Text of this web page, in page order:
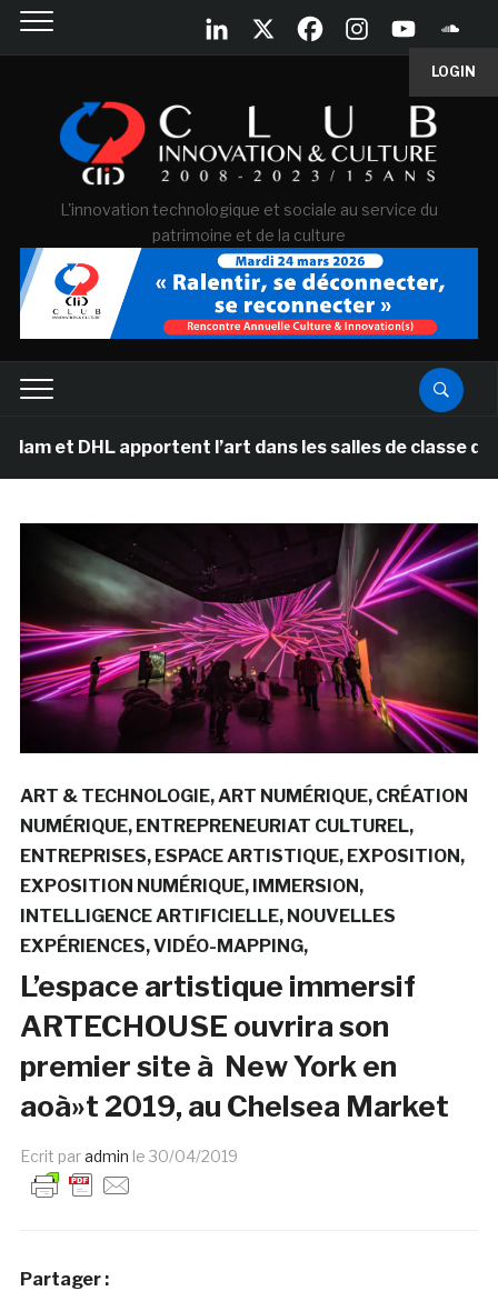
LOGIN
L'innovation technologique et sociale au service du
patrimoine et de la culture
apportent l’art dans les salles de classe des
ART & TECHNOLOGIE ART NUMÉRIQUE CRÉATION
NUMÉRIQUE ENTREPRENEURIAT CULTUREL
ENTREPRISES ESPACE ARTISTIQUE EXPOSITION
EXPOSITION NUMÉRIQUE IMMERSION
INTELLIGENCE ARTIFICIELLE NOUVELLES
EXPÉRIENCES VIDÉO-MAPPING
L’espace artistique immersif
ARTECHOUSE ouvrira son
premier site à New York en
aoà»t 2019, au Chelsea Market
Ecrit paradmin le 30/04/2019
Partager :